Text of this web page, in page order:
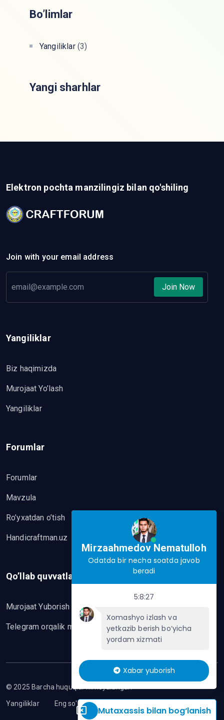
Bo’limlar
Yangiliklar(3)
Yangi sharhlar
Elektron pochta manzilingiz bilan qo'shiling
Join with your email address
Join Now
Yangiliklar
Biz haqimizda
Murojaat Yo’lash
Yangiliklar
Forumlar
Forumlar
Mavzula
Ro’yxatdan o’tish
Handicraftman.uz
Qo’llab quvvatlash
Murojaat Yuborish
Telegram orqalik murojaat yo’lash
© 2025 Barcha huquqlar himoyalangan
Yangiliklar Eng so'nggi mavzular
Mutaxassis bilan bog‘lanish
Mirzaahmedov Nematulloh
Odatda bir necha soatda javob
beradi
5:8:27
Xomashyo izlash va
yetkazib berish bo‘yicha
yordam xizmati
Xabar yuborish